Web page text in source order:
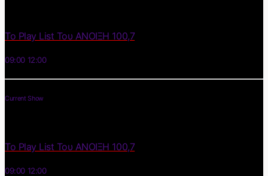
Το Play List Του ΑΝΟΙΞΗ 100,7
09:00 12:00
Current Show
Το Play List Του ΑΝΟΙΞΗ 100,7
09:00 12:00